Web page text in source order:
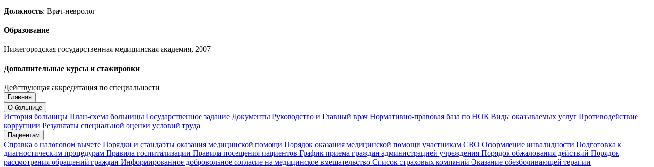
Должность: Врач-невролог
Образование
Нижегородская государственная медицинская академия, 2007
Дополнительные курсы и стажировки
Действующая аккредитация по специальности
Запись на приём
Подтвердить запись Отмена
Запись подтверждена
Мои записи
Главная
О больнице
История больницы План-схема больницы Государственное задание Документы Руководство и Главный врач Нормативно-правовая база по НОК Виды оказываемых услуг Противодействие
коррупции Результаты специальной оценки условий труда
Пациентам
Справка о налоговом вычете Порядки и стандарты оказания медицинской помощи Порядок оказания медицинской помощи участникам СВО Оформление инвалидности Подготовка к
диагностическим процедурам Правила госпитализации Правила посещения пациентов График приема граждан администрацией учреждения Порядок обжалования действий Порядок
рассмотрения обращений граждан Информированное добровольное согласие на медицинское вмешательство Список страховых компаний Оказание обезболивающей терапии